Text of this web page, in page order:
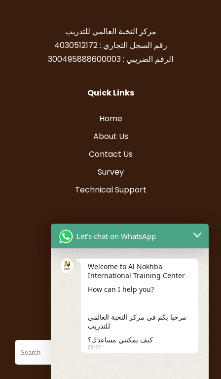
مركز النخبة العالمي للتدريب
رقم السجل التجاري : 4030512172
الرقم الضريبي : 300495888600003
Quick Links
Home
About Us
Contact Us
Survey
Technical Support
Resources
Student Registration
My account
Let's chat on WhatsApp
Welcome to Al Nokhba
International Training Center
How can I help you?
مرحبا بكم في مركز النخبة العالمي
للتدريب
كيف يمكنني مساعدك؟
09:22